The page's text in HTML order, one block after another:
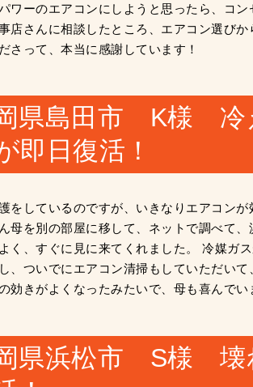
ワーのエアコンにしようと思ったら、コ
店さんに相談したところ、エアコン選び
さって、本当に感謝しています！
県島田市 K様 冷
即日復活！
をしているのですが、いきなりエアコンが
母を別の部屋に移して、ネットで調べて
く、すぐに見に来てくれました。 冷媒ガ
、ついでにエアコン清掃もしていただい
効きがよくなったみたいで、母も喜んでい
県浜松市 S様 壊